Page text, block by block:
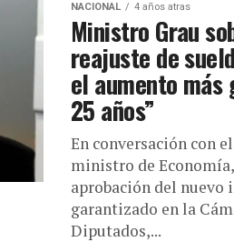
NACIONAL 4 años atras
Ministro Grau
reajuste de
el aumento
25 años”
En conversación con
ministro de
aprobación del nuevo
garantizado en la
Diputados,...